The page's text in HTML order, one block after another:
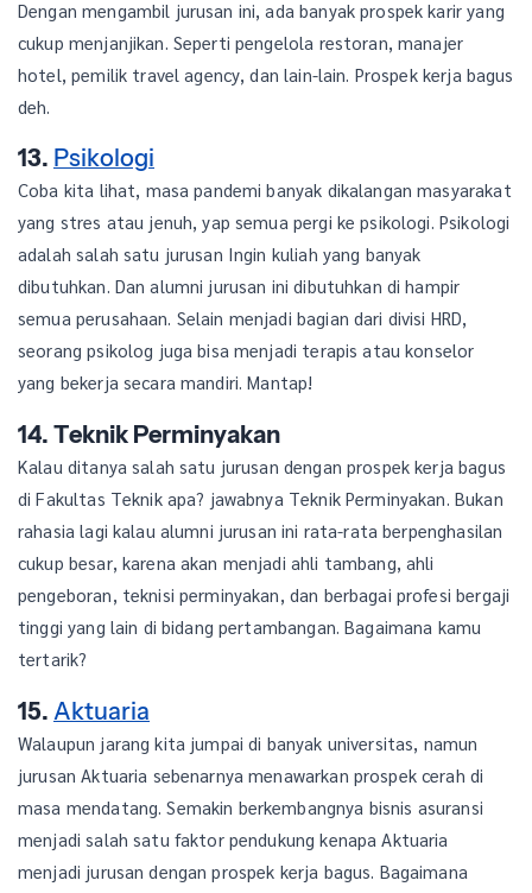
Dengan mengambil jurusan ini, ada banyak prospek karir yang
cukup menjanjikan. Seperti pengelola restoran, manajer
hotel, pemilik travel agency, dan lain-lain. Prospek kerja bagus
deh.
13. Psikologi
Coba kita lihat, masa pandemi banyak dikalangan masyarakat
yang stres atau jenuh, yap semua pergi ke psikologi. Psikologi
adalah salah satu jurusan Ingin kuliah yang banyak
dibutuhkan. Dan alumni jurusan ini dibutuhkan di hampir
semua perusahaan. Selain menjadi bagian dari divisi HRD,
seorang psikolog juga bisa menjadi terapis atau konselor
yang bekerja secara mandiri. Mantap!
14. Teknik Perminyakan
Kalau ditanya salah satu jurusan dengan prospek kerja bagus
di Fakultas Teknik apa? jawabnya Teknik Perminyakan. Bukan
rahasia lagi kalau alumni jurusan ini rata-rata berpenghasilan
cukup besar, karena akan menjadi ahli tambang, ahli
pengeboran, teknisi perminyakan, dan berbagai profesi bergaji
tinggi yang lain di bidang pertambangan. Bagaimana kamu
tertarik?
15. Aktuaria
Walaupun jarang kita jumpai di banyak universitas, namun
jurusan Aktuaria sebenarnya menawarkan prospek cerah di
masa mendatang. Semakin berkembangnya bisnis asuransi
menjadi salah satu faktor pendukung kenapa Aktuaria
menjadi jurusan dengan prospek kerja bagus. Bagaimana